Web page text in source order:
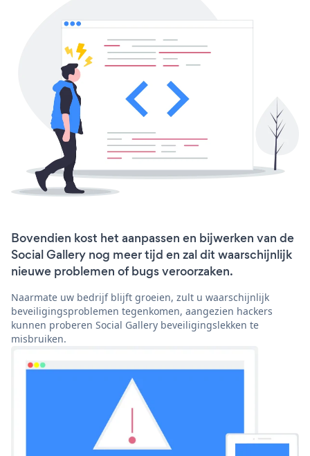
Bovendien kost het aanpassen en bijwerken van de
Social Gallery nog meer tijd en zal dit waarschijnlijk
nieuwe problemen of bugs veroorzaken.
Naarmate uw bedrijf blijft groeien, zult u waarschijnlijk
beveiligingsproblemen tegenkomen, aangezien hackers
kunnen proberen Social Gallery beveiligingslekken te
misbruiken.